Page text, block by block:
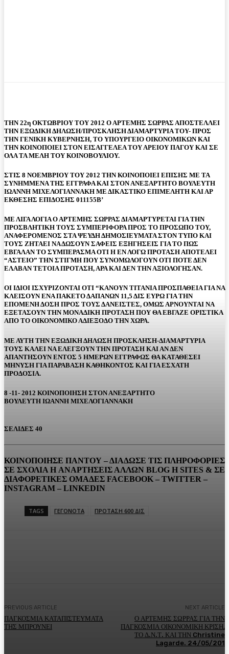
ΤΗΝ 22η ΟΚΤΩΒΡΙΟΥ ΤΟΥ 2012 Ο ΑΡΤΕΜΗΣ ΣΩΡΡΑΣ ΑΠΟΣΤΕΛΛΕΙ
ΤΗΝ ΕΞΩΔΙΚΗ ΔΗΛΩΣΗ/ΠΡΟΣΚΛΗΣΗ ΔΙΑΜΑΡΤΥΡΙΑ ΤΟΥ- ΠΡΟΣ
ΤΗΝ ΓΕΝΙΚΗ ΚΥΒΕΡΝΗΣΗ, ΤΟ ΥΠΟΥΡΓΕΙΟ ΟΙΚΟΝΟΜΙΚΩΝ ΚΑΙ
ΤΗΝ ΚΟΙΝΟΠΟΙΕΙ ΣΤΟΝ ΕΙΣΑΓΓΕΛΕΑ ΤΟΥ ΑΡΕΙΟΥ ΠΑΓΟΥ ΚΑΙ ΣΕ
ΟΛΑ ΤΑ ΜΕΛΗ ΤΟΥ ΚΟΙΝΟΒΟΥΛΙΟΥ.
ΣΤΙΣ 8 ΝΟΕΜΒΡΙΟΥ ΤΟΥ 2012 ΤΗΝ ΚΟΙΝΟΠΟΙΕΙ ΕΠΙΣΗΣ ΜΕ ΤΑ
ΣΥΝΗΜΜΕΝΑ ΤΗΣ ΕΓΓΡΑΦΑ ΚΑΙ ΣΤΟΝ ΑΝΕΞΑΡΤΗΤΟ ΒΟΥΛΕΥΤΗ
ΙΩΑΝΝΗ ΜΙΧΕΛΟΓΙΑΝΝΑΚΗ ΜΕ ΔΙΚΑΣΤΙΚΟ ΕΠΙΜΕΛΗΤΗ ΚΑΙ ΑΡ
ΕΚΘΕΣΗΣ ΕΠΙΔΟΣΗΣ 011155Β’
ΜΕ ΛΙΓΑ ΛΟΓΙΑ Ο ΑΡΤΕΜΗΣ ΣΩΡΡΑΣ ΔΙΑΜΑΡΤΥΡΕΤΑΙ ΓΙΑ ΤΗΝ
ΠΡΟΣΒΛΗΤΙΚΗ ΤΟΥΣ ΣΥΜΠΕΡΙΦΟΡΑ ΠΡΟΣ ΤΟ ΠΡΟΣΩΠΟ ΤΟΥ,
ΑΝΑΦΕΡΟΜΕΝΟΣ ΣΤΑ ΨΕΥΔΗ ΔΗΜΟΣΙΕΥΜΑΤΑ ΣΤΟΝ ΤΥΠΟ ΚΑΙ
ΤΟΥΣ ΖΗΤΑΕΙ ΝΑ ΔΩΣΟΥΝ ΣΑΦΕΙΣ ΕΞΗΓΗΣΕΙΣ ΓΙΑ ΤΟ ΠΩΣ
ΕΒΓΑΛΑΝ ΤΟ ΣΥΜΠΕΡΑΣΜΑ ΟΤΙ Η ΕΝ ΛΟΓΩ ΠΡΟΤΑΣΗ ΑΠΟΤΕΛΕΙ
“ΑΣΤΕΙΟ” ΤΗΝ ΣΤΙΓΜΗ ΠΟΥ ΣΥΝΟΜΩΛΟΓΟΥΝ ΟΤΙ ΠΟΤΕ ΔΕΝ
ΕΛΑΒΑΝ ΤΕΤΟΙΑ ΠΡΟΤΑΣΗ, ΑΡΑ ΚΑΙ ΔΕΝ ΤΗΝ ΑΞΙΟΛΟΓΗΣΑΝ.
ΟΙ ΙΔΙΟΙ ΙΣΧΥΡΙΖΟΝΤΑΙ ΟΤΙ “ΚΑΝΟΥΝ ΤΙΤΑΝΙΑ ΠΡΟΣΠΑΘΕΙΑ ΓΙΑ ΝΑ
ΚΛΕΙΣΟΥΝ ΕΝΑ ΠΑΚΕΤΟ ΔΑΠΑΝΩΝ 11,5 ΔΙΣ ΕΥΡΩ ΓΙΑ ΤΗΝ
ΕΠΟΜΕΝΗ ΔΟΣΗ ΠΡΟΣ ΤΟΥΣ ΔΑΝΕΙΣΤΕΣ, ΟΜΩΣ ΑΡΝΟΥΝΤΑΙ ΝΑ
ΕΞΕΤΑΣΟΥΝ ΤΗΝ ΜΟΝΑΔΙΚΗ ΠΡΟΤΑΣΗ ΠΟΥ ΘΑ ΕΒΓΑΖΕ ΟΡΙΣΤΙΚΑ
ΑΠΟ ΤΟ ΟΙΚΟΝΟΜΙΚΟ ΑΔΙΕΞΟΔΟ ΤΗΝ ΧΩΡΑ.
ΜΕ ΑΥΤΗ ΤΗΝ ΕΞΩΔΙΚΗ ΔΗΛΩΣΗ ΠΡΟΣΚΛΗΣΗ-ΔΙΑΜΑΡΤΥΡΙΑ
ΤΟΥΣ ΚΑΛΕΙ ΝΑ ΕΛΕΓΞΟΥΝ ΤΗΝ ΠΡΟΤΑΣΗ ΚΑΙ ΑΝ ΔΕΝ
ΑΠΑΝΤΗΣΟΥΝ ΕΝΤΟΣ 5 ΗΜΕΡΩΝ ΕΓΓΡΑΦΩΣ ΘΑ ΚΑΤΑΘΕΣΕΙ
ΜΗΝΥΣΗ ΓΙΑ ΠΑΡΑΒΑΣΗ ΚΑΘΗΚΟΝΤΟΣ ΚΑΙ ΓΙΑ ΕΣΧΑΤΗ
ΠΡΟΔΟΣΙΑ.
8 -11- 2012 ΚΟΙΝΟΠΟΙΗΣΗ ΣΤΟΝ ΑΝΕΞΑΡΤΗΤΟ
ΒΟΥΛΕΥΤΗ ΙΩΑΝΝΗ ΜΙΧΕΛΟΓΙΑΝΝΑΚΗ
ΣΕΛΙΔΕΣ 40
ΚΟΙΝΟΠΟΙΗΣΕ ΠΑΝΤΟΥ – ΔΙΑΔΩΣΕ ΤΙΣ ΠΛΗΡΟΦΟΡΙΕΣ
ΣΕ ΣΧΟΛΙΑ H ΑΝAΡΤΗΣΕΙΣ ΑΛΛΩΝ BLOG H SITES & ΣΕ
ΔΙΑΦΟΡΕTIKEΣ ΟΜΑΔΕΣ FACEBOOK – TWITTER –
INSTAGRAM – LINKEDIN
TAGS ΓΕΓΟΝΟΤΑ ΠΡΟΤΑΣΗ 600 ΔΙΣ
PREVIOUS ARTICLE
ΠΑΓΚΟΣΜΙΑ ΚΑΤΑΠΙΣΤΕΥΜΑΤΑ
ΤΗΣ ΜΠΡΟΥΝΕΙ
NEXT ARTICLE
Ο ΑΡΤΕΜΗΣ ΣΩΡΡΑΣ ΓΙΑ ΤΗΝ
ΠΑΓΚΟΣΜΙΑ ΟΙΚΟΝΟΜΙΚΗ ΚΡΙΣΗ,
ΤΟ Δ.Ν.Τ. ΚΑΙ ΤΗΝ Christine
Lagarde. 24/05/201